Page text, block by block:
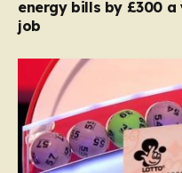
energy bills by £300
job